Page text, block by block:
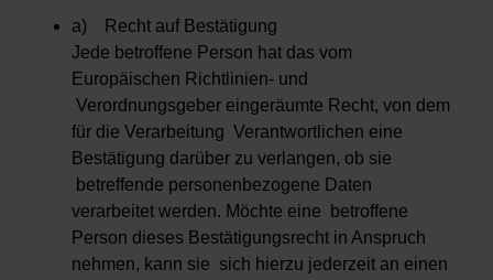
a) Recht auf Bestätigung
Jede betroffene Person hat das vom
Europäischen Richtlinien- und
Verordnungsgeber eingeräumte Recht, von dem
für die Verarbeitung Verantwortlichen eine
Bestätigung darüber zu verlangen, ob sie
betreffende personenbezogene Daten
verarbeitet werden. Möchte eine betroffene
Person dieses Bestätigungsrecht in Anspruch
nehmen, kann sie sich hierzu jederzeit an einen